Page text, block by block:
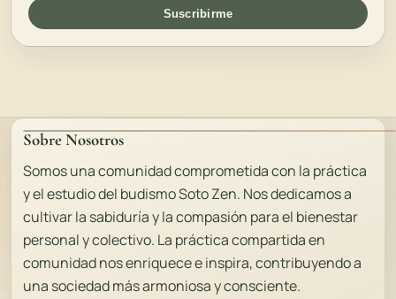
Suscribirme
Sobre Nosotros
Somos una comunidad comprometida con la práctica
y el estudio del budismo Soto Zen. Nos dedicamos a
cultivar la sabiduría y la compasión para el bienestar
personal y colectivo. La práctica compartida en
comunidad nos enriquece e inspira, contribuyendo a
una sociedad más armoniosa y consciente.